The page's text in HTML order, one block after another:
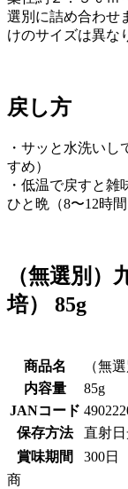
選別に詰め合わせ
けのサイズは異な
戻し方
・サッと水洗い
すめ）
・低温で戻すと
ひと晩（8〜12時
（無選別
培） 85g
商品名
（無
内容量
85g
JANコード
保存方法
直射
賞味期間
300日
商